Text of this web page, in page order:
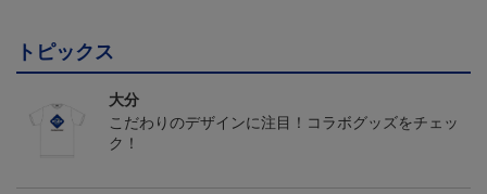
トピックス
大分
こだわりのデザインに注目！コラボグッズをチェッ
ク！